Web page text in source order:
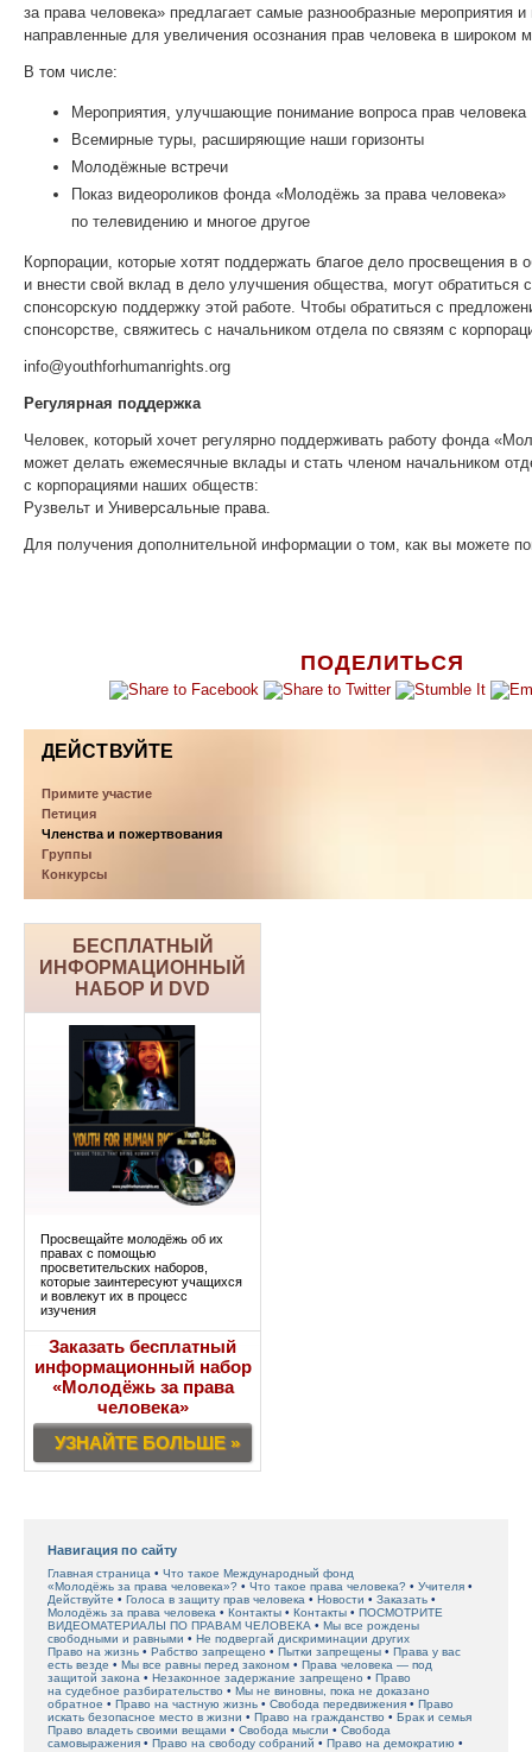
ПОДЕЛИТЬСЯ
ДЕЙСТВУЙТЕ
Примите участие
Петиция
Членства и пожертвования
Группы
Конкурсы
БЕСПЛАТНЫЙ
ИНФОРМАЦИОННЫЙ
НАБОР И DVD
Просвещайте молодёжь об их
правах с помощью
просветительских наборов,
которые заинтересуют учащихся
и вовлекут их в процесс
изучения
Заказать бесплатный
информационный набор
«Молодёжь за права
человека»
УЗНАЙТЕ БОЛЬШЕ »
за права человека» предлагает самые разнообразные мероприятия
направленные для увеличения осознания прав человека в широком
В том числе:
Мероприятия, улучшающие понимание вопроса прав человека
Всемирные туры, расширяющие наши горизонты
Молодёжные встречи
Показ видеороликов фонда «Молодёжь за права человека»
по телевидению и многое другое
Корпорации, которые хотят поддержать благое дело просвещения в
и внести свой вклад в дело улучшения общества, могут обратиться
спонсорскую поддержку этой работе. Чтобы обратиться с
спонсорстве, свяжитесь с начальником отдела по связям с
info@youthforhumanrights.org
Регулярная поддержка
Человек, который хочет регулярно поддерживать работу фонда
может делать ежемесячные вклады и стать членом начальником
с корпорациями наших обществ:
Рузвельт и Универсальные права.
Для получения дополнительной информации о том, как вы можете
Навигация по сайту
Главная страница
Что такое Международный фонд
«Молодёжь за права человека»?
Что такое права человека?
Учителя
Действуйте
Голоса в защиту прав человека Новости
Заказать
Молодёжь за права человека
Контакты Контакты
ПОСМОТРИТЕ
ВИДЕОМАТЕРИАЛЫ ПО ПРАВАМ ЧЕЛОВЕКА
Мы все рождены
свободными и равными
Не подвергай дискриминации других
Право на жизнь
Рабство запрещено Пытки запрещены
Права у вас
есть везде
Мы все равны перед законом
Права человека — под
защитой закона
Незаконное задержание запрещено
Право
на судебное разбирательство
Мы не виновны, пока не доказано
обратное
Право на частную жизнь Свобода передвижения
Право
искать безопасное место в жизни
Право на гражданство
Брак и семья
Право владеть своими вещами
Свобода мысли
Свобода
самовыражения
Право на свободу собраний
Право на демократию